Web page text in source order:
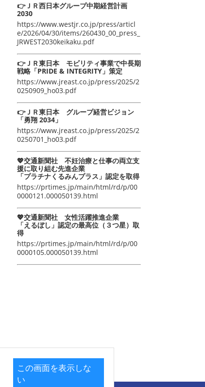
この画面を表示しな
い
👉ＪＲ西日本グループ中期経営計画
2030
https://www.westjr.co.jp/press/articl
e/2026/04/30/items/260430_00_press_
JRWEST2030keikaku.pdf
👉ＪＲ東日本 モビリティ事業で中長期
戦略「PRIDE & INTEGRITY」策定
https://www.jreast.co.jp/press/2025/2
0250909_ho03.pdf
👉ＪＲ東日本 グループ経営ビジョン
「勇翔 2034」
https://www.jreast.co.jp/press/2025/2
0250701_ho03.pdf
💖交通新聞社 不妊治療と仕事の両立支
援に取り組む先進企業
「プラチナくるみんプラス」認定を取得
https://prtimes.jp/main/html/rd/p/00
0000121.000050139.html
💖交通新聞社 女性活躍推進企業
「えるぼし」認定の最高位（３つ星）取
得
https://prtimes.jp/main/html/rd/p/00
0000105.000050139.html